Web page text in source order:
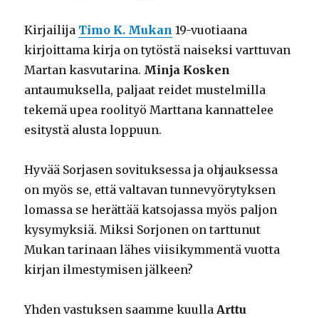
Kirjailija Timo K. Mukan 19-vuotiaana
kirjoittama kirja on tytöstä naiseksi varttuvan
Martan kasvutarina. Minja Kosken
antaumuksella, paljaat reidet mustelmilla
tekemä upea roolityö Marttana kannattelee
esitystä alusta loppuun.
Hyvää Sorjasen sovituksessa ja ohjauksessa
on myös se, että valtavan tunnevyörytyksen
lomassa se herättää katsojassa myös paljon
kysymyksiä. Miksi Sorjonen on tarttunut
Mukan tarinaan lähes viisikymmentä vuotta
kirjan ilmestymisen jälkeen?
Yhden vastuksen saamme kuullaArttu